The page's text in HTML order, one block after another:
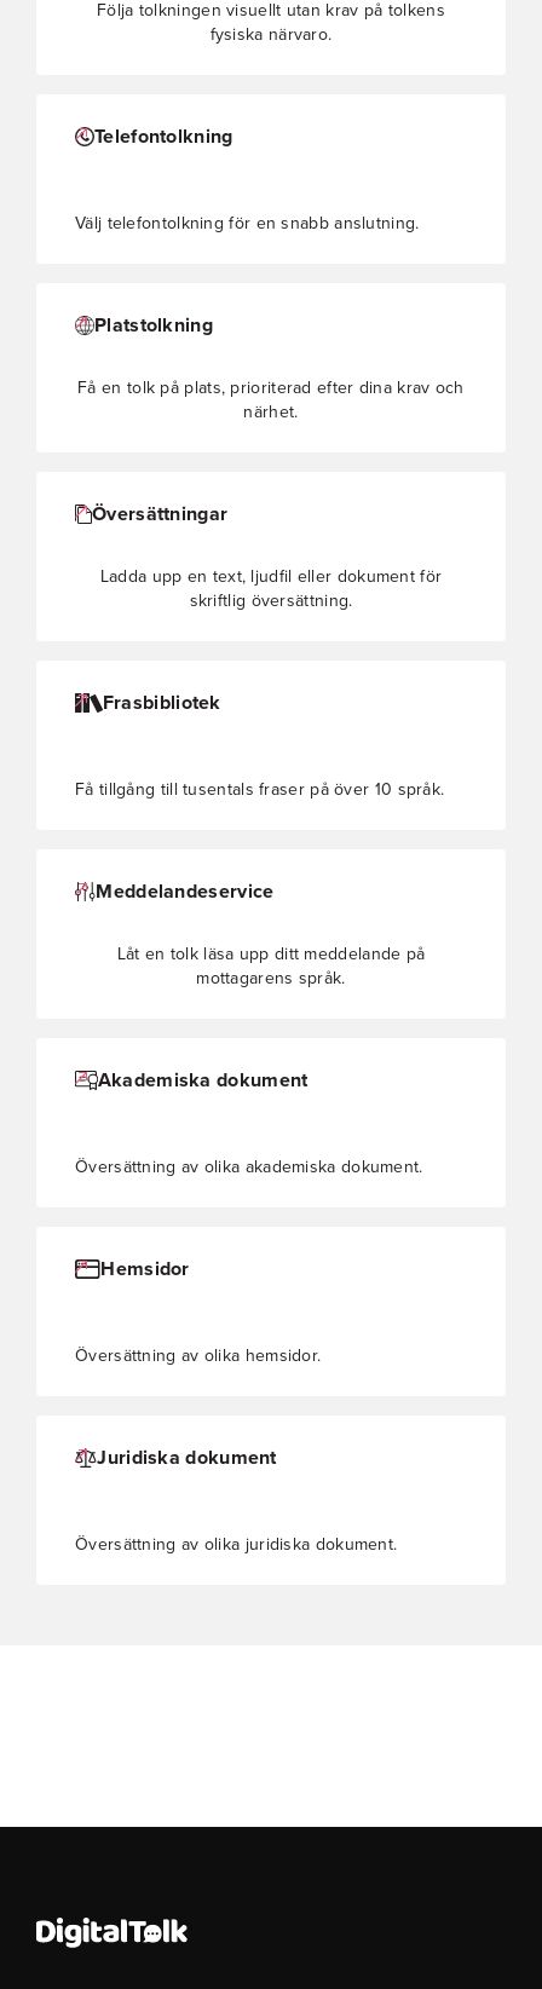
Följa tolkningen visuellt utan krav på tolkens
fysiska närvaro.
Telefontolkning
Välj telefontolkning för en snabb anslutning.
Platstolkning
Få en tolk på plats, prioriterad efter dina krav och
närhet.
Översättningar
Ladda upp en text, ljudfil eller dokument för
skriftlig översättning.
Frasbibliotek
Få tillgång till tusentals fraser på över 10 språk.
Meddelandeservice
Låt en tolk läsa upp ditt meddelande på
mottagarens språk.
Akademiska dokument
Översättning av olika akademiska dokument.
Hemsidor
Översättning av olika hemsidor.
Juridiska dokument
Översättning av olika juridiska dokument.